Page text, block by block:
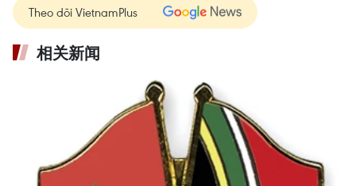
Theo dõi VietnamPlus
相关新闻